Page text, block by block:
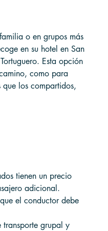
o en grupos más
en su hotel en San
Esta opción
como para
que los compartidos,
tienen un precio
adicional.
el conductor debe
transporte grupal y